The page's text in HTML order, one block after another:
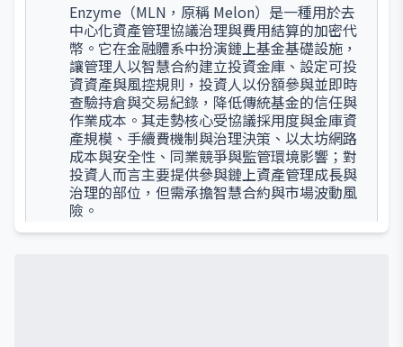
Enzyme（MLN，原稱 Melon）是一種用於去
中心化資產管理協議治理與費用結算的加密代
幣。它在金融體系中扮演鏈上基金基礎設施，
讓管理人以智慧合約建立投資金庫、設定可投
資資產與風控規則，投資人以份額參與並即時
查驗持倉與交易紀錄，降低傳統基金的信任與
作業成本。其走勢核心受協議採用度與金庫資
產規模、手續費機制與治理決策、以太坊網路
成本與安全性、同業競爭與監管環境影響；對
投資人而言主要提供參與鏈上資產管理成長與
治理的部位，但需承擔智慧合約與市場波動風
險。